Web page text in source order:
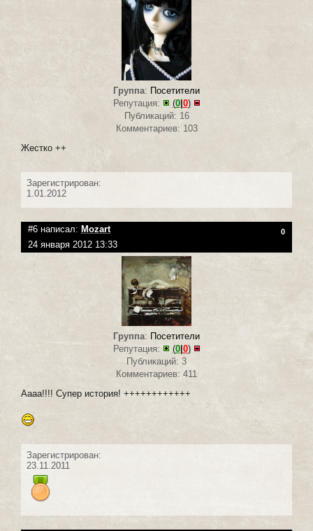
Группа: Посетители
Репутация:
(0| 0)
Публикаций: 16
Комментариев: 103
Жестко ++
Зарегистрирован:
1.01.2012
#6 написал: Mozart 0
24 января 2012 13:33
Группа: Посетители
Репутация:
(0| 0)
Публикаций: 3
Комментариев: 411
Аааа!!!! Супер история! ++++++++++++
Зарегистрирован:
23.11.2011